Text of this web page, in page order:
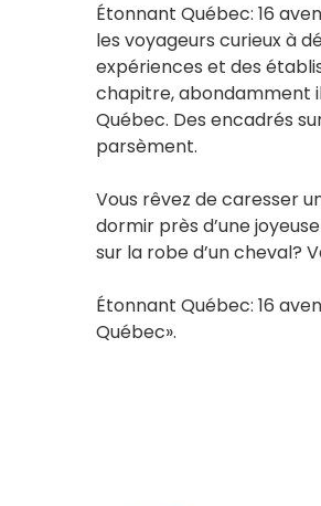
Étonnant Québec: 16
les voyageurs curieux à
expériences et des
chapitre, abondamment
Québec. Des encadrés
parsèment.
Vous rêvez de caresser
dormir près d’une
sur la robe d’un cheval?
Étonnant Québec: 16
Québec».